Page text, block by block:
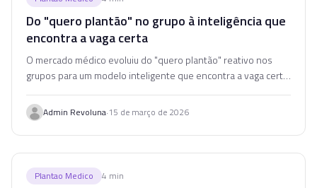
Do "quero plantão" no grupo à inteligência que
encontra a vaga certa
O mercado médico evoluiu do "quero plantão" reativo nos
grupos para um modelo inteligente que encontra a vaga certa
Admin Revoluna·15 de março de 2026
Plantao Medico 4 min